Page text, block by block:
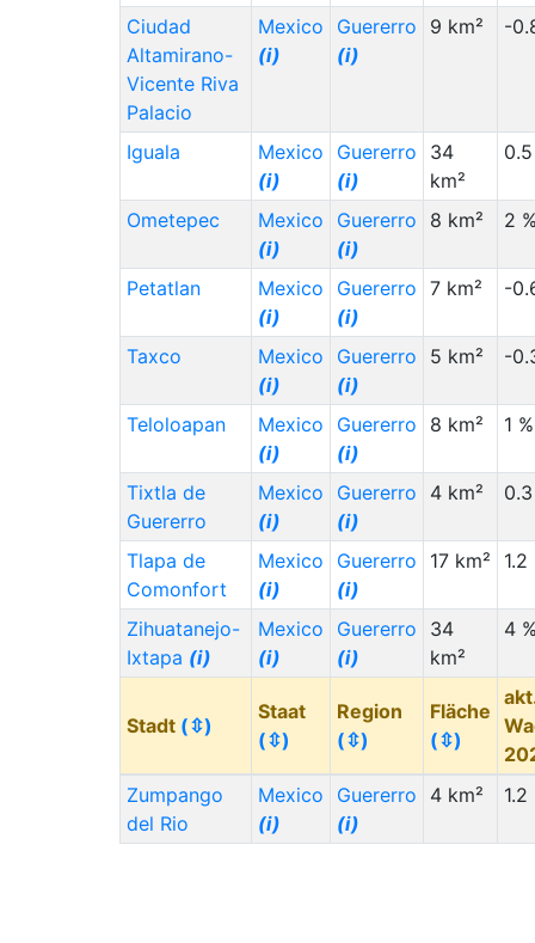
Ciudad
Altamirano-
Vicente Riva
Palacio
Mexico
(i)
Guererro
(i)
9 km² -
Iguala
Mexico
(i)
Guererro
(i)
34
km²
Ometepec
Mexico
(i)
Guererro
(i)
8 km² 2
Petatlan
Mexico
(i)
Guererro
(i)
7 km² -
Taxco
Mexico
(i)
Guererro
(i)
5 km² -
Teloloapan
Mexico
(i)
Guererro
(i)
8 km² 1 %
Tixtla de
Guererro
Mexico
(i)
Guererro
(i)
4 km²
Tlapa de
Comonfort
Mexico
(i)
Guererro
(i)
17 km² 1.2
Zihuatanejo-
Ixtapa (i)
Mexico
(i)
Guererro
(i)
34
km²
4
Stadt (⇳)
Staat
(⇳)
Region
(⇳)
Fläche
(⇳)
Zumpango
del Rio
Mexico
(i)
Guererro
(i)
4 km² 1.2